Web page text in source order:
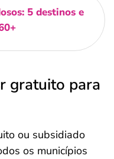
5 destinos e
gratuito para
ou subsidiado
os municípios